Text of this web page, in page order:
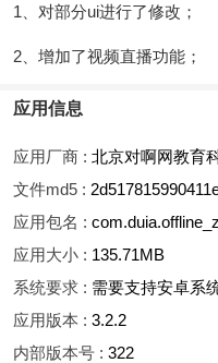
1、对部分ui进行了修改；
2、增加了视频直播功能；
应用信息
应用厂商 : 北京对啊网教育
文件md5 :
应用包名 :
应用大小 : 135.71MB
系统要求 : 需要支持安卓系
应用版本 : 3.2.2
内部版本号 : 322